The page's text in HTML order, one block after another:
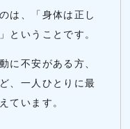
は、「身体は正し
ということです。
に不安がある方、
、一人ひとりに最
ています。